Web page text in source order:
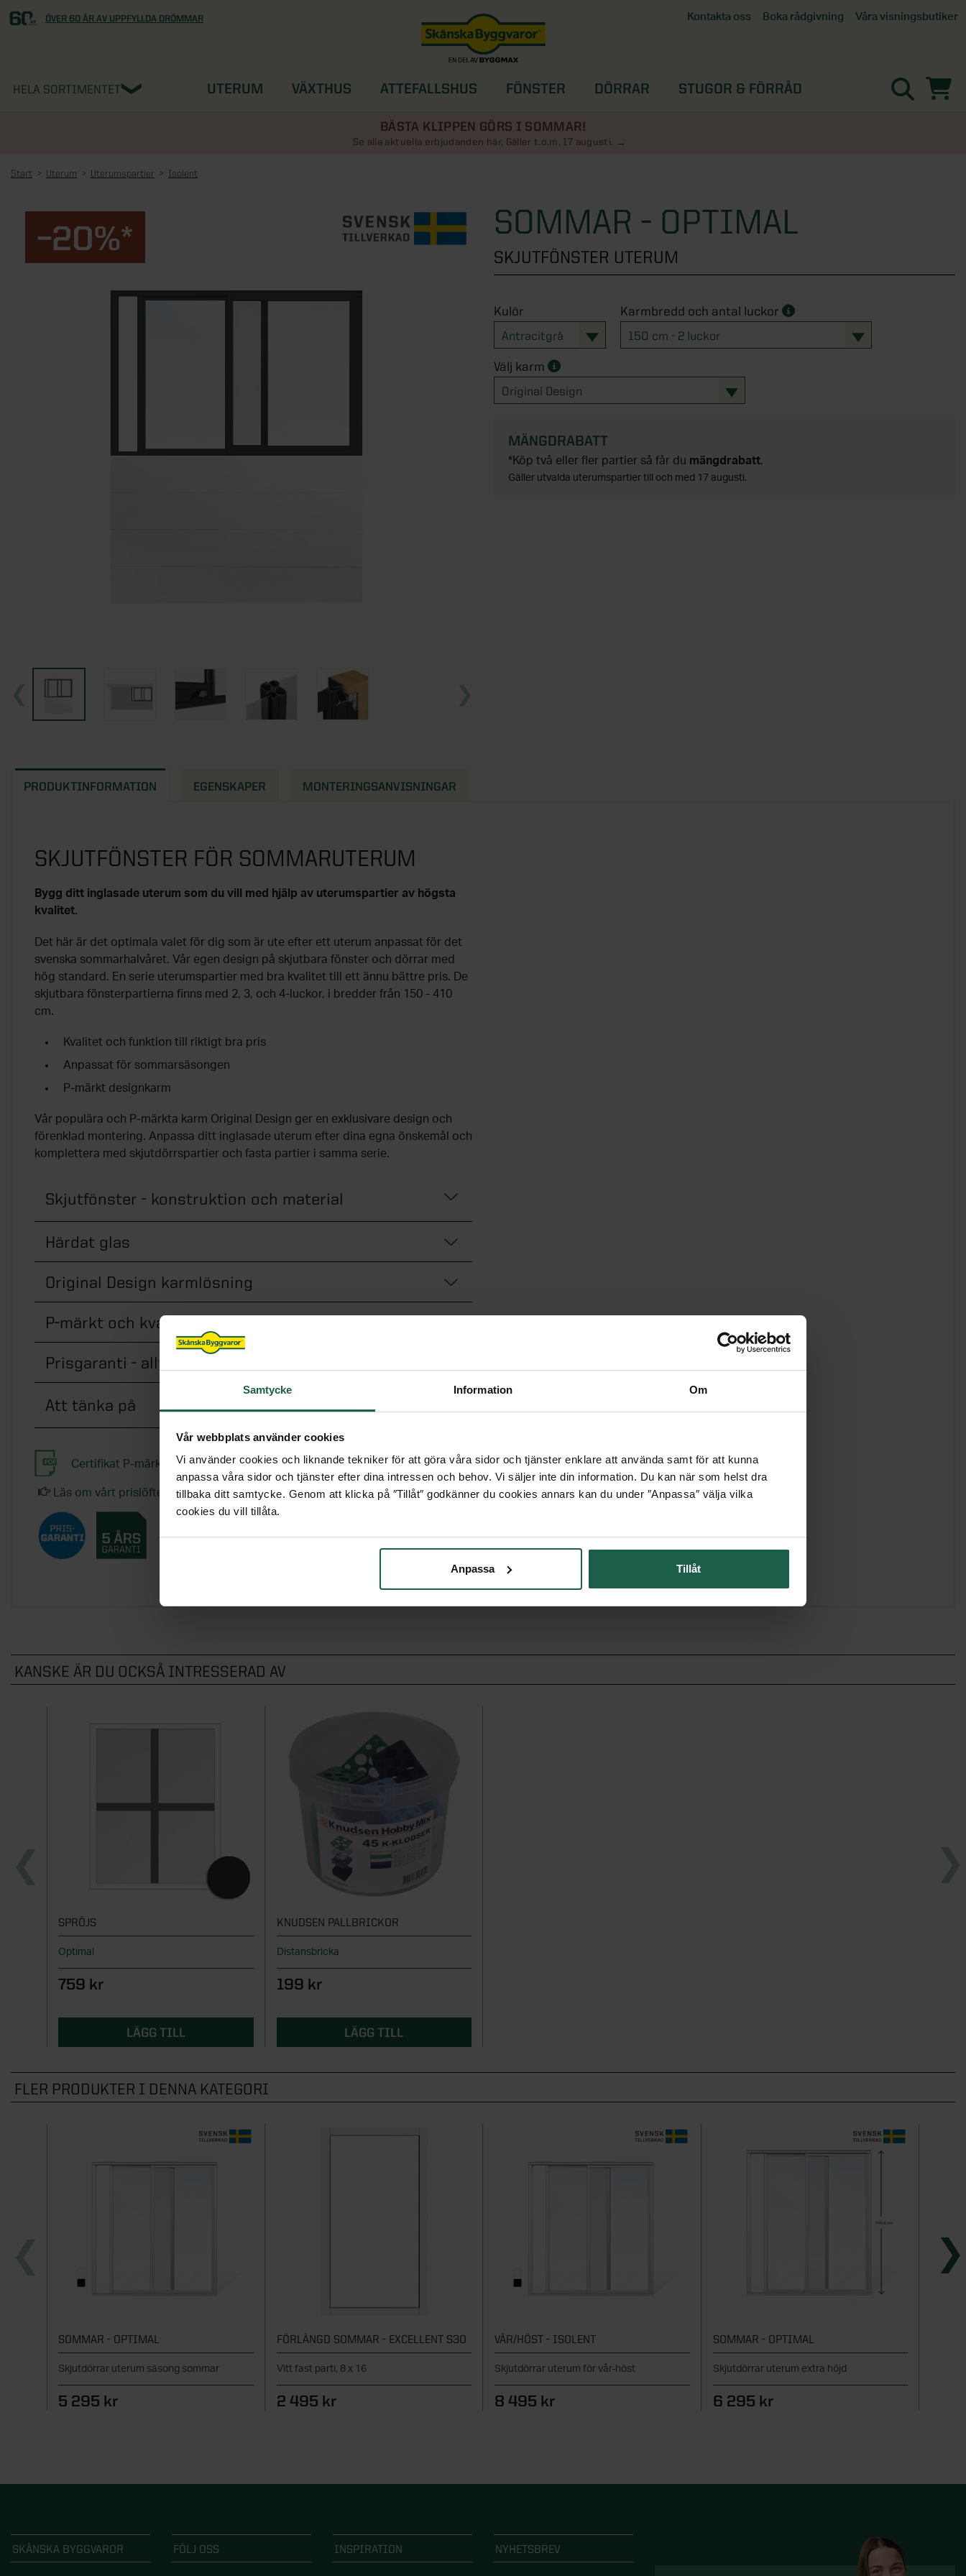
Samtycke Information Om
Vår webbplats använder cookies
Vi använder cookies och liknande tekniker för att göra våra sidor och tjänster enklare att använda samt för att kunna
anpassa våra sidor och tjänster efter dina intressen och behov. Vi säljer inte din information. Du kan när som helst dra
tillbaka ditt samtycke. Genom att klicka på ″Tillåt″ godkänner du cookies annars kan du under ″Anpassa″ välja vilka
cookies du vill tillåta.
Anpassa Tillåt
ÖVER 60 ÅR AV UPPFYLLDA DRÖMMAR Kontakta oss Boka rådgivning Våra visningsbutiker
Göteborg
HELA SORTIMENTET UTERUM VÄXTHUS ATTEFALLSHUS FÖNSTER DÖRRAR
STUGOR & FÖRRÅD
BÄSTA KLIPPEN GÖRS I SOMMAR!
Se alla aktuella erbjudanden här. Gäller t.o.m. 17 augusti.
Start Uterum Uterumspartier Isolent
–20%* SOMMAR - OPTIMAL
SKJUTFÖNSTER UTERUM
Kulör
Antracitgrå
Karmbredd och antal luckor
150 cm - 2 luckor
Välj karm
Original Design
MÄNGDRABATT
*Köp två eller fler partier så får du mängdrabatt.
Gäller utvalda uterumspartier till och med 17 augusti.
PRODUKTINFORMATION EGENSKAPER MONTERINGSANVISNINGAR
SKJUTFÖNSTER FÖR SOMMARUTERUM
Bygg ditt inglasade uterum som du vill med hjälp av uterumspartier av högsta
kvalitet.
Det här är det optimala valet för dig som är ute efter ett uterum anpassat för det
svenska sommarhalvåret. Vår egen design på skjutbara fönster och dörrar med
hög standard. En serie uterumspartier med bra kvalitet till ett ännu bättre pris. De
skjutbara fönsterpartierna finns med 2, 3, och 4-luckor, i bredder från 150 - 410
cm.
Kvalitet och funktion till riktigt bra pris
Anpassat för sommarsäsongen
P-märkt designkarm
Vår populära och P-märkta karm Original Design ger en exklusivare design och
förenklad montering. Anpassa ditt inglasade uterum efter dina egna önskemål och
komplettera med skjutdörrspartier och fasta partier i samma serie.
Skjutfönster - konstruktion och material
Härdat glas
Original Design karmlösning
P-märkt och kvalitetstestad
Prisgaranti - alltid bästa pris på uterumspartier
Att tänka på
Certifikat P-märkning Optimal-Excellent-Isolent OD
Läs om vårt prislöfte - garanterat bästa pris
KANSKE ÄR DU OCKSÅ INTRESSERAD AV
SPRÖJS
Optimal
759 kr
LÄGG TILL
KNUDSEN PALLBRICKOR
Distansbricka
199 kr
LÄGG TILL
FLER PRODUKTER I DENNA KATEGORI
SOMMAR - OPTIMAL
Skjutdörrar uterum säsong sommar
5 295 kr
FÖRLÄNGD SOMMAR - EXCELLENT S30
Vitt fast parti, 8 x 16
2 495 kr
VÅR/HÖST - ISOLENT
Skjutdörrar uterum för vår-höst
8 495 kr
SOMMAR - OPTIMAL
Skjutdörrar uterum extra höjd
6 295 kr
SKÅNSKA BYGGVAROR FÖLJ OSS INSPIRATION NYHETSBREV